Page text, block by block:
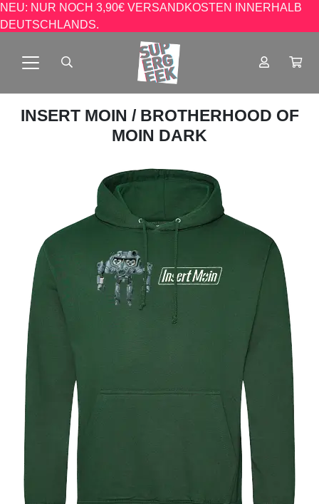
NEU: NUR NOCH 3,90€ VERSANDKOSTEN INNERHALB
DEUTSCHLANDS.
INSERT MOIN / BROTHERHOOD OF
MOIN DARK